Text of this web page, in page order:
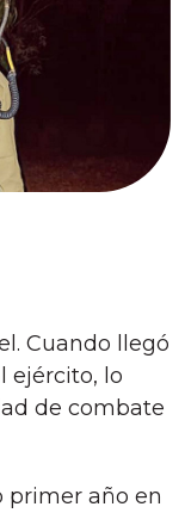
Cuando llegó
ejército, lo
de combate
primer año en